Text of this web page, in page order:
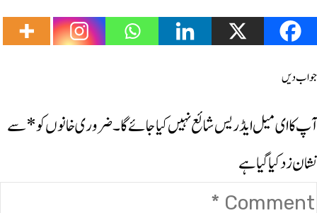
جواب دیں
آپ کا ای میل ایڈریس شائع نہیں کیا جائے گا۔ضروری خانوں کو*سے
نشان زد کیا گیا ہے